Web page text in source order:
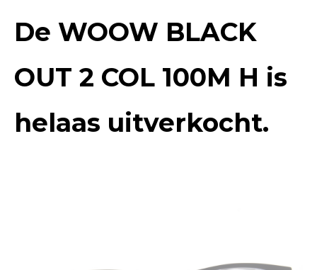
De WOOW BLACK
OUT 2 COL 100M H is
helaas uitverkocht.